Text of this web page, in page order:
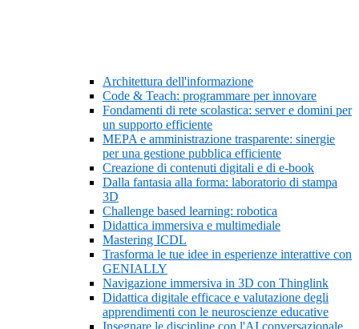
Architettura dell'informazione
Code & Teach: programmare per innovare
Fondamenti di rete scolastica: server e domini per
un supporto efficiente
MEPA e amministrazione trasparente: sinergie
per una gestione pubblica efficiente
Creazione di contenuti digitali e di e-book
Dalla fantasia alla forma: laboratorio di stampa
3D
Challenge based learning: robotica
Didattica immersiva e multimediale
Mastering ICDL
Trasforma le tue idee in esperienze interattive con
GENIALLY
Navigazione immersiva in 3D con Thinglink
Didattica digitale efficace e valutazione degli
apprendimenti con le neuroscienze educative